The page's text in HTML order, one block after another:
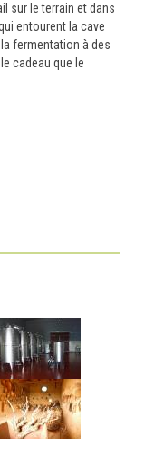
sur le terrain et dans
entourent la cave
fermentation à des
cadeau que le